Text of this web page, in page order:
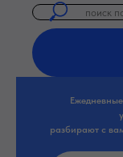
разбирают с